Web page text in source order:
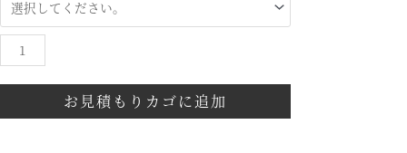
お見積もりカゴに追加